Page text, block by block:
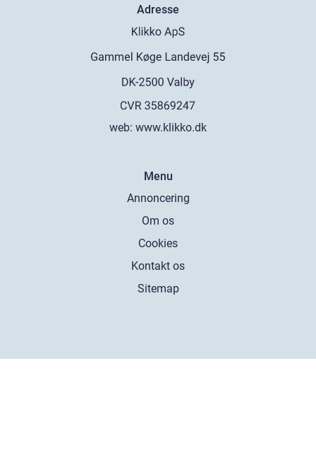
Adresse
web: www.klikko.dk
Menu
Annoncering
Om os
Cookies
Kontakt os
Sitemap